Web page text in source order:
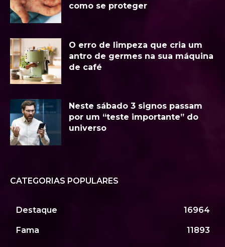
como se proteger
O erro de limpeza que cria um
antro de germes na sua máquina
de café
Neste sábado 3 signos passam
por um “teste importante” do
universo
CATEGORIAS POPULARES
Destaque 16964
Fama 11893